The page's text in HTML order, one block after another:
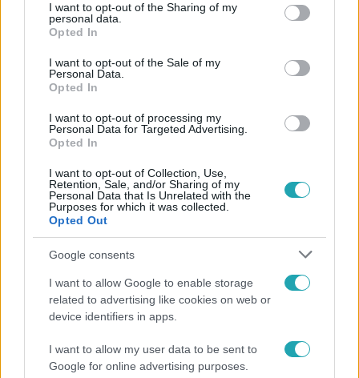
not limited to your visit or usage behaviour. You may click to
grant or deny consent to Google and its third-party tags to
use your data for below specified purposes in below Google
consent section.
I want to opt-out of the Sharing of my
personal data.
Opted In
I want to opt-out of the Sale of my
Personal Data.
Opted In
I want to opt-out of processing my
Personal Data for Targeted Advertising.
Opted In
I want to opt-out of Collection, Use,
Retention, Sale, and/or Sharing of my
Personal Data that Is Unrelated with the
Purposes for which it was collected.
Opted Out
Google consents
I want to allow Google to enable storage
related to advertising like cookies on web or
device identifiers in apps.
I want to allow my user data to be sent to
Google for online advertising purposes.
Népszerű
"Nem beszélek már vele évek óta" - Édesapja